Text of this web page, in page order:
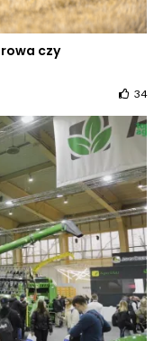
czy
34